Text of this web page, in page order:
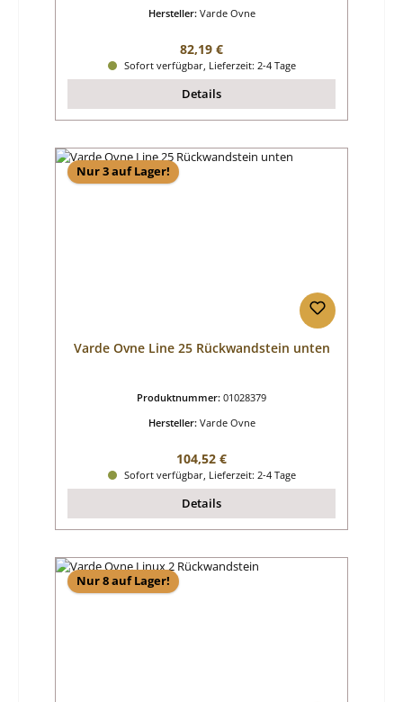
Hersteller: Varde Ovne
Regulärer Preis:
82,19 €
Sofort verfügbar, Lieferzeit: 2-4 Tage
Details
Nur 3 auf Lager!
Varde Ovne Line 25 Rückwandstein unten
Produktnummer: 01028379
Hersteller: Varde Ovne
Regulärer Preis:
104,52 €
Sofort verfügbar, Lieferzeit: 2-4 Tage
Details
Nur 8 auf Lager!